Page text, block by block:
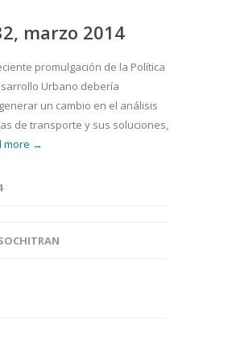
marzo 2014
promulgación de la Política
Urbano debería
un cambio en el análisis
de transporte y sus soluciones,
more →